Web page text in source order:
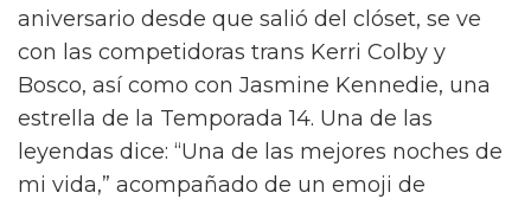
aniversario desde que salió del clóset, se ve
con las competidoras trans Kerri Colby y
Bosco, así como con Jasmine Kennedie, una
estrella de la Temporada 14. Una de las
leyendas dice: “Una de las mejores noches de
mi vida,” acompañado de un emoji de